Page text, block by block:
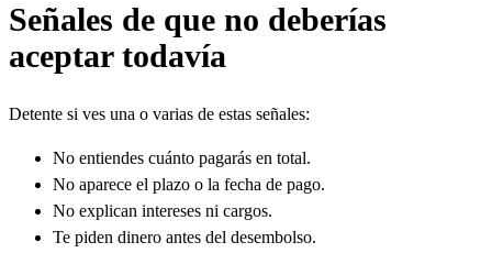
Señales de que no deberías
aceptar todavía
Detente si ves una o varias de estas señales:
No entiendes cuánto pagarás en total.
No aparece el plazo o la fecha de pago.
No explican intereses ni cargos.
Te piden dinero antes del desembolso.